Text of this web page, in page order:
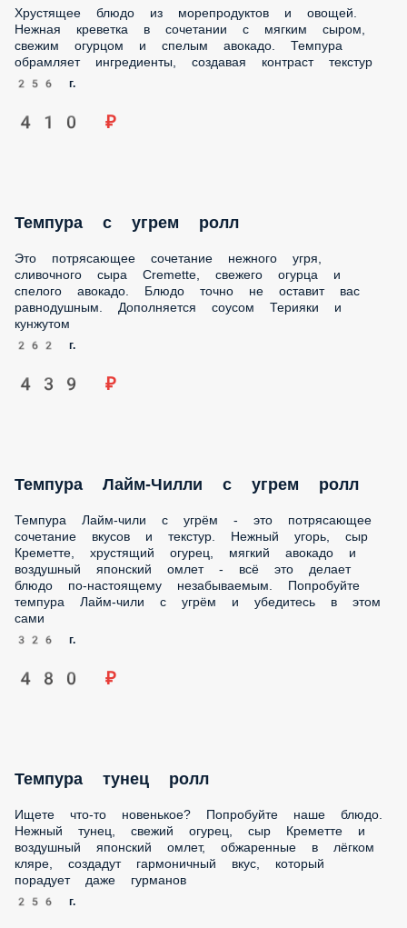
Хрустящее блюдо из морепродуктов и овощей. Нежная
креветка в сочетании с мягким сыром, свежим огурцом и
спелым авокадо. Темпура обрамляет ингредиенты,
создавая контраст текстур
256 г.
410 ₽
Темпура с угрем ролл
Это потрясающее сочетание нежного угря, сливочного
сыра Cremette, свежего огурца и спелого авокадо. Блюдо
точно не оставит вас равнодушным. Дополняется соусом
Терияки и кунжутом
262 г.
вкусов и текстур. Нежный угорь, сыр Креметте, хрустящий
огурец, мягкий авокадо и воздушный японский омлет - всё
это делает блюдо по-настоящему незабываемым.
Попробуйте темпура Лайм-чили с угрём и убедитесь в этом
сами
326 г.
480 ₽
Ищете что-то новенькое? Попробуйте наше блюдо.
Нежный тунец, свежий огурец, сыр Креметте и воздушный
японский омлет, обжаренные в лёгком кляре, создадут
гармоничный вкус, который порадует даже гурманов
256 г.
340 ₽